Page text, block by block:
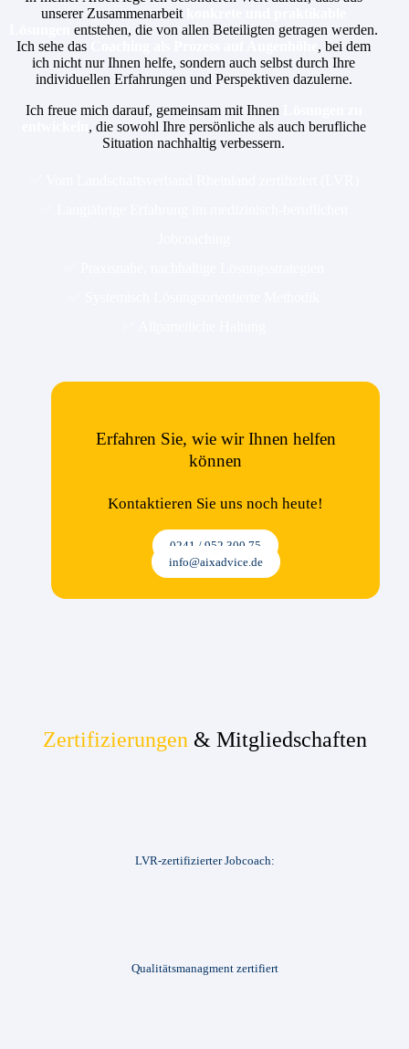
unserer Zusammenarbeit
entstehen, die von allen Beteiligten getragen werden.
Ich sehe das
, bei dem
ich nicht nur Ihnen helfe, sondern auch selbst durch Ihre
individuellen Erfahrungen und Perspektiven dazulerne.
Ich freue mich darauf, gemeinsam mit Ihnen
, die sowohl Ihre persönliche als auch berufliche
Situation nachhaltig verbessern.
Erfahren Sie, wie wir Ihnen helfen
können
Kontaktieren Sie uns noch heute!
0241 / 952 300 75
info@aixadvice.de
Zertifizierungen& Mitgliedschaften
LVR-zertifizierter Jobcoach:
Qualitätsmanagment zertifiert